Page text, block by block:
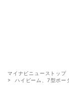
マイナビニューストップ
ハイビーム、7型ポ